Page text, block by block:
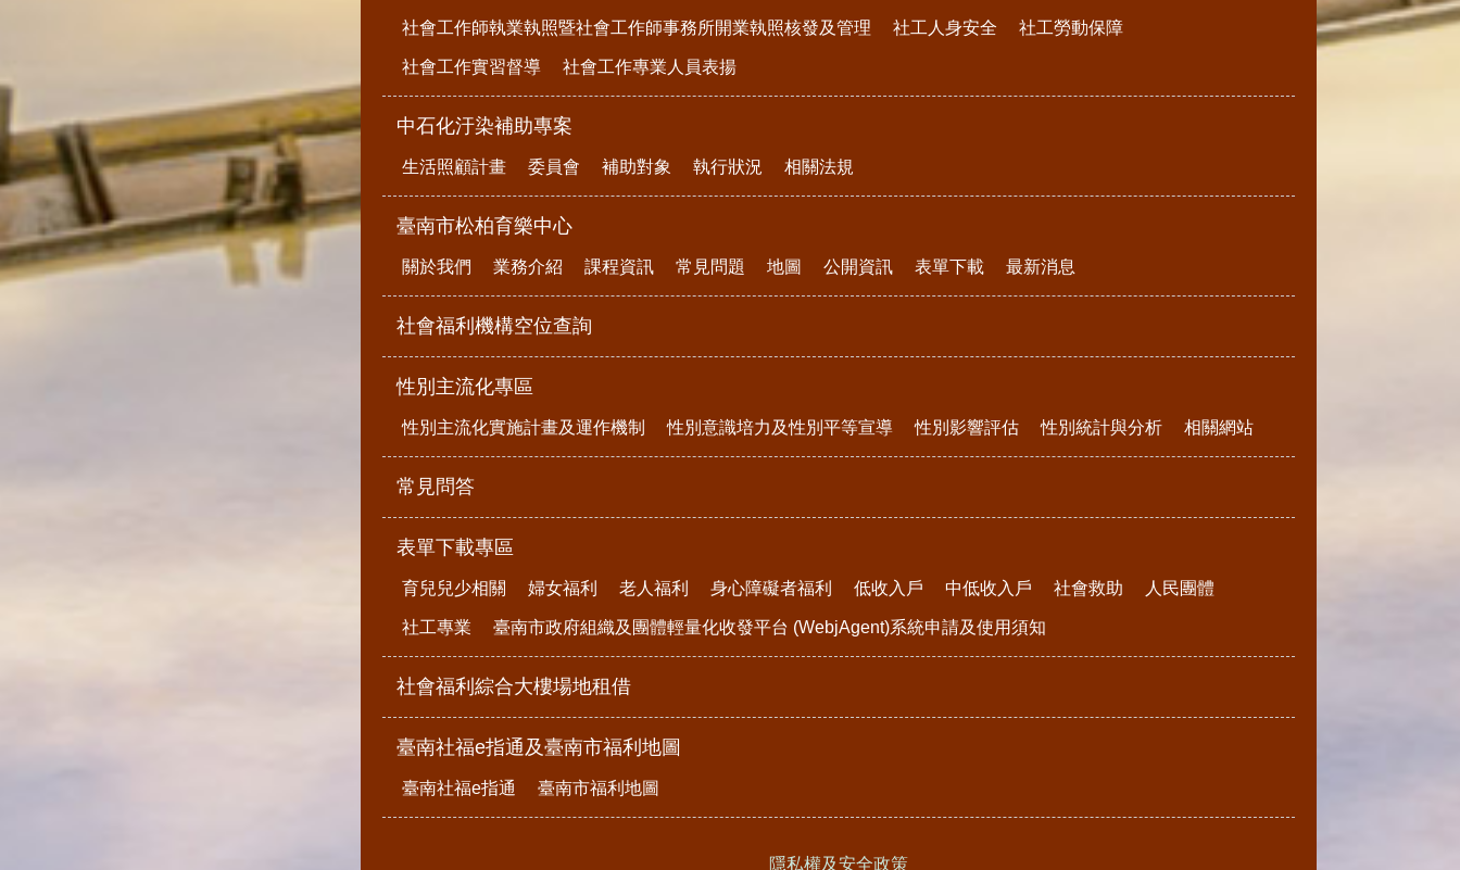
社會工作師執業執照暨社會工作師事務所開業執照核發及管理 社工人身安全 社工勞動保障
社會工作實習督導 社會工作專業人員表揚
中石化汙染補助專案
生活照顧計畫 委員會 補助對象 執行狀況 相關法規
臺南市松柏育樂中心
關於我們 業務介紹 課程資訊 常見問題 地圖 公開資訊 表單下載 最新消息
社會福利機構空位查詢
性別主流化專區
性別主流化實施計畫及運作機制 性別意識培力及性別平等宣導 性別影響評估 性別統計與分析 相關網站
常見問答
表單下載專區
育兒兒少相關 婦女福利 老人福利 身心障礙者福利 低收入戶 中低收入戶 社會救助 人民團體
社工專業 臺南市政府組織及團體輕量化收發平台 (WebjAgent)系統申請及使用須知
社會福利綜合大樓場地租借
臺南社福e指通及臺南市福利地圖
臺南社福e指通 臺南市福利地圖
隱私權及安全政策